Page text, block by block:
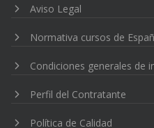
Aviso Legal
Normativa cursos de
Condiciones generales de
Perfil del Contratante
Política de Calidad